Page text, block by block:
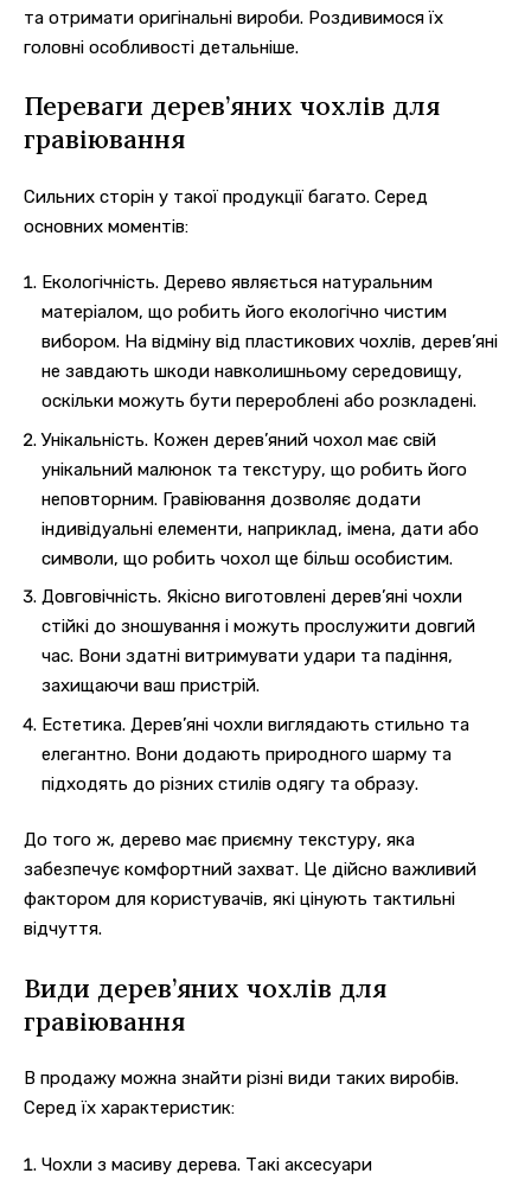
та отримати оригінальні вироби. Роздивимося їх
головні особливості детальніше.
Переваги дерев’яних чохлів для
гравіювання
Сильних сторін у такої продукції багато. Серед
основних моментів:
Екологічність. Дерево являється натуральним
матеріалом, що робить його екологічно чистим
вибором. На відміну від пластикових чохлів, дерев’яні
не завдають шкоди навколишньому середовищу,
оскільки можуть бути перероблені або розкладені.
Унікальність. Кожен дерев’яний чохол має свій
унікальний малюнок та текстуру, що робить його
неповторним. Гравіювання дозволяє додати
індивідуальні елементи, наприклад, імена, дати або
символи, що робить чохол ще більш особистим.
Довговічність. Якісно виготовлені дерев’яні чохли
стійкі до зношування і можуть прослужити довгий
час. Вони здатні витримувати удари та падіння,
захищаючи ваш пристрій.
Естетика. Дерев’яні чохли виглядають стильно та
елегантно. Вони додають природного шарму та
підходять до різних стилів одягу та образу.
До того ж, дерево має приємну текстуру, яка
забезпечує комфортний захват. Це дійсно важливий
фактором для користувачів, які цінують тактильні
відчуття.
Види дерев’яних чохлів для
гравіювання
В продажу можна знайти різні види таких виробів.
Серед їх характеристик:
Чохли з масиву дерева. Такі аксесуари